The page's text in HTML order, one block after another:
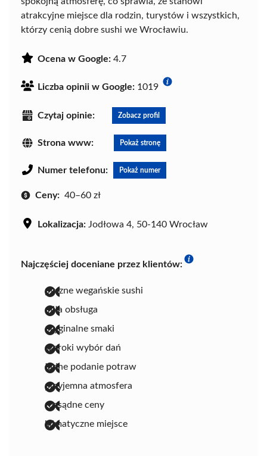
atrakcyjne miejsce dla rodzin, turystów i wszystkich,
którzy cenią dobre sushi we Wrocławiu.
Ocena w Google: 4.7
Liczba opinii w Google: 1019
Czytaj opinie: Zobacz profil
Strona www: Pokaż stronę
Numer telefonu: Pokaż numer
Ceny: 40–60 zł
Lokalizacja: Jodłowa 4, 50-140 Wrocław
Najczęściej doceniane przez klientów:
pyszne wegańskie sushi
miła obsługa
oryginalne smaki
szeroki wybór dań
ładne podanie potraw
przyjemna atmosfera
rozsądne ceny
klimatyczne miejsce